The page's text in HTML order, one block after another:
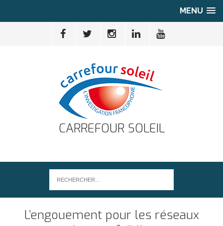
MENU
CARREFOUR SOLEIL
L’engouement pour les réseaux